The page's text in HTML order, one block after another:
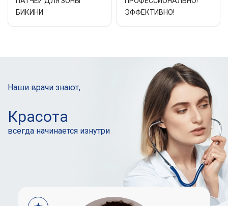
БИКИНИ
ЭФФЕКТИВНО!
Наши врачи знают,
Красота
всегда начинается изнутри